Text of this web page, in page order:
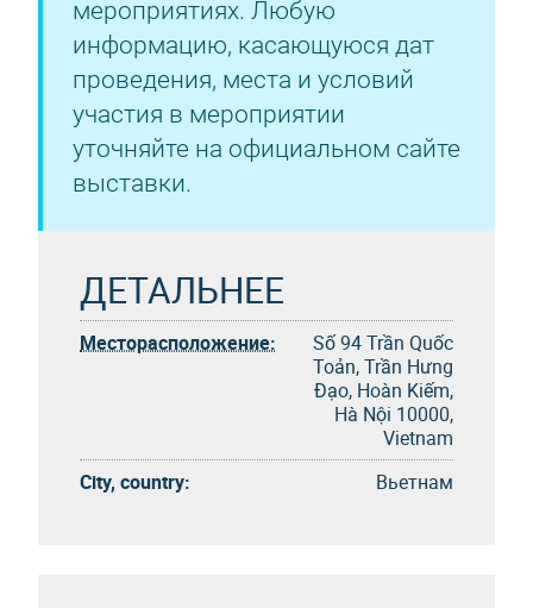
мероприятиях. Любую
информацию, касающуюся дат
проведения, места и условий
участия в мероприятии
уточняйте на официальном сайте
выставки.
ДЕТАЛЬНЕЕ
Месторасположение:
Số 94 Trần Quốc
Toản, Trần Hưng
Đạo, Hoàn Kiếm,
Hà Nội 10000,
Vietnam
City, country:
Вьетнам